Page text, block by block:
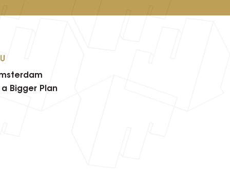
Bigger Plan